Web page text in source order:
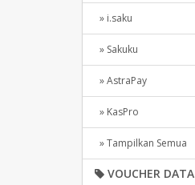
» i.saku
» Sakuku
» AstraPay
» KasPro
» Tampilkan Semua
VOUCHER DATA